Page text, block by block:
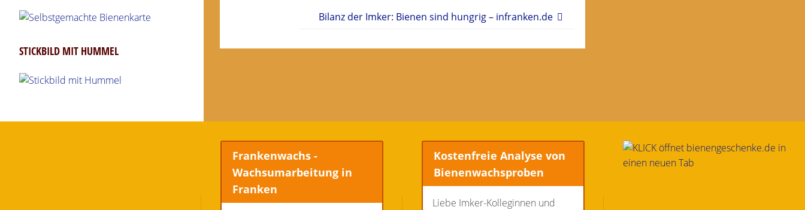
Bilanz der Imker: Bienen sind hungrig – infranken.de
STICKBILD MIT HUMMEL
Frankenwachs -
Wachsumarbeitung in
Franken
Kostenfreie Analyse von
Bienenwachsproben
Liebe Imker-Kolleginnen und